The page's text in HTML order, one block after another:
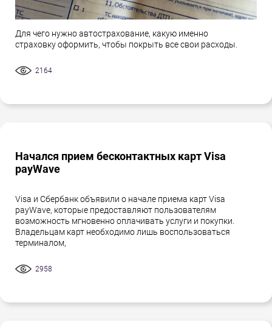
Для чего нужно автострахование, какую именно
страховку оформить, чтобы покрыть все свои расходы.
2164
Начался прием бесконтактных карт Visa
payWave
Visa и Сбербанк объявили о начале приема карт Visa
payWave, которые предоставляют пользователям
возможность мгновенно оплачивать услуги и покупки.
Владельцам карт необходимо лишь воспользоваться
терминалом,
2958